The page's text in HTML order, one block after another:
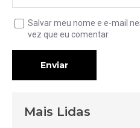
Salvar meu nome e e-mail
vez que eu comentar.
Enviar
Mais Lidas